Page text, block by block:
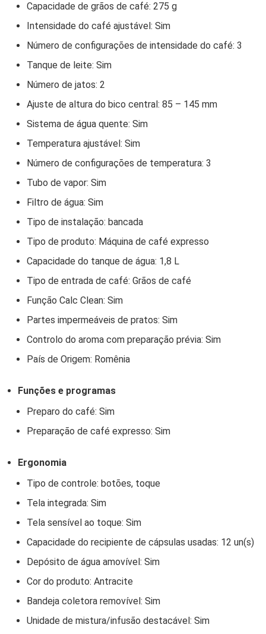
Capacidade de grãos de café: 275 g
Intensidade do café ajustável: Sim
Número de configurações de intensidade do café: 3
Tanque de leite: Sim
Número de jatos: 2
Ajuste de altura do bico central: 85 – 145 mm
Sistema de água quente: Sim
Temperatura ajustável: Sim
Número de configurações de temperatura: 3
Tubo de vapor: Sim
Filtro de água: Sim
Tipo de instalação: bancada
Tipo de produto: Máquina de café expresso
Capacidade do tanque de água: 1,8 L
Tipo de entrada de café: Grãos de café
Função Calc Clean: Sim
Partes impermeáveis de pratos: Sim
Controlo do aroma com preparação prévia: Sim
País de Origem: Romênia
Funções e programas
Preparo do café: Sim
Preparação de café expresso: Sim
Ergonomia
Tipo de controle: botões, toque
Tela integrada: Sim
Tela sensível ao toque: Sim
Capacidade do recipiente de cápsulas usadas: 12 un(s)
Depósito de água amovível: Sim
Cor do produto: Antracite
Bandeja coletora removível: Sim
Unidade de mistura/infusão destacável: Sim